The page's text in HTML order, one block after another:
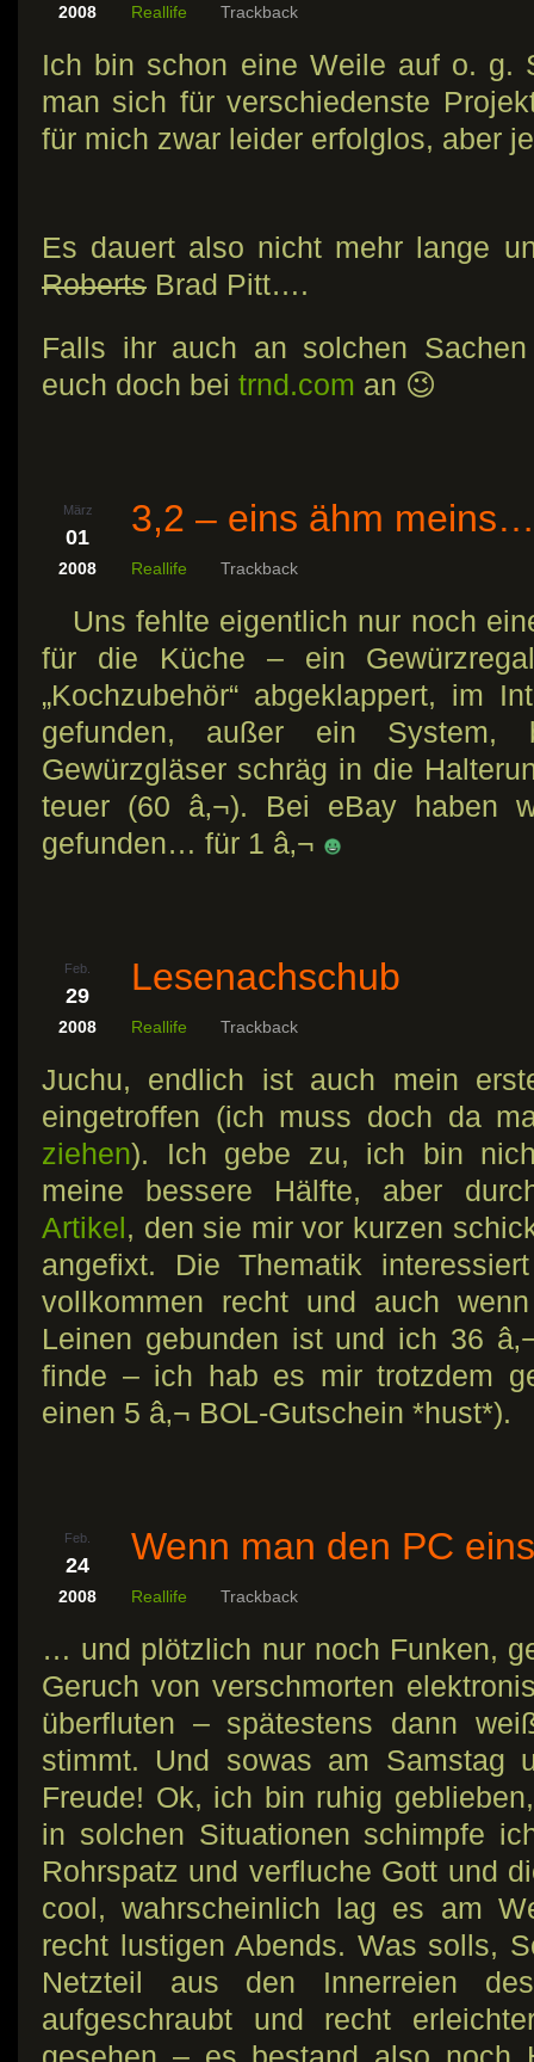
2008 Reallife Trackback
Ich bin schon eine Weile auf o. g.
man sich für verschiedenste
für mich zwar leider erfolglos, aber
Es dauert also nicht mehr lange
Roberts Brad Pitt….
Falls ihr auch an solchen
euch doch bei trnd.com an 😉
März
01
2008
3,2 – eins ähm meins…
Reallife Trackback
Uns fehlte eigentlich nur noch
für die Küche – ein
„Kochzubehör“ abgeklappert, im
gefunden, außer ein
Gewürzgläser schräg in die
teuer (60 â‚¬). Bei eBay haben
gefunden… für 1 â‚¬
Feb.
29
2008
Lesenachschub
Reallife Trackback
Juchu, endlich ist auch mein
eingetroffen (ich muss doch da
ziehen). Ich gebe zu, ich bin
meine bessere Hälfte, aber
Artikel, den sie mir vor kurzen
angefixt. Die Thematik
vollkommen recht und auch
Leinen gebunden ist und ich 36
finde – ich hab es mir trotzdem
einen 5 â‚¬ BOL-Gutschein *hust*).
Feb.
24
2008
Wenn man den PC
Reallife Trackback
… und plötzlich nur noch Funken,
Geruch von verschmorten
überfluten – spätestens dann
stimmt. Und sowas am Samstag
Freude! Ok, ich bin ruhig
in solchen Situationen schimpfe
Rohrspatz und verfluche Gott und
cool, wahrscheinlich lag es am
recht lustigen Abends. Was solls,
Netzteil aus den Innerreien
aufgeschraubt und recht